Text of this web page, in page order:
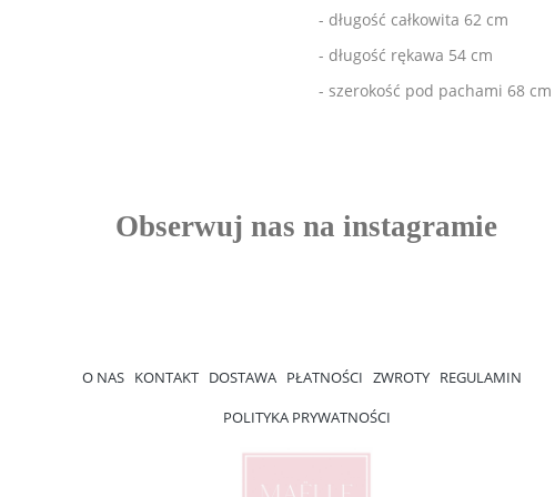
- długość całkowita 62 cm
- długość rękawa 54 cm
- szerokość pod pachami 68
O NAS KONTAKT DOSTAWA PŁATNOŚCI ZWROTY REGULAMIN
POLITYKA PRYWATNOŚCI